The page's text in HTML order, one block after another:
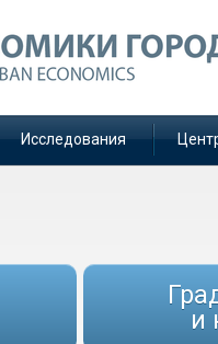
Исследования
и